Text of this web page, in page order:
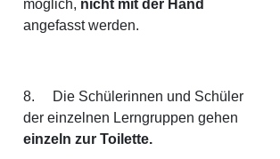
möglich, nicht mit der Hand
angefasst werden.
8. Die Schülerinnen und Schüler
der einzelnen Lerngruppen gehen
einzeln zur Toilette.